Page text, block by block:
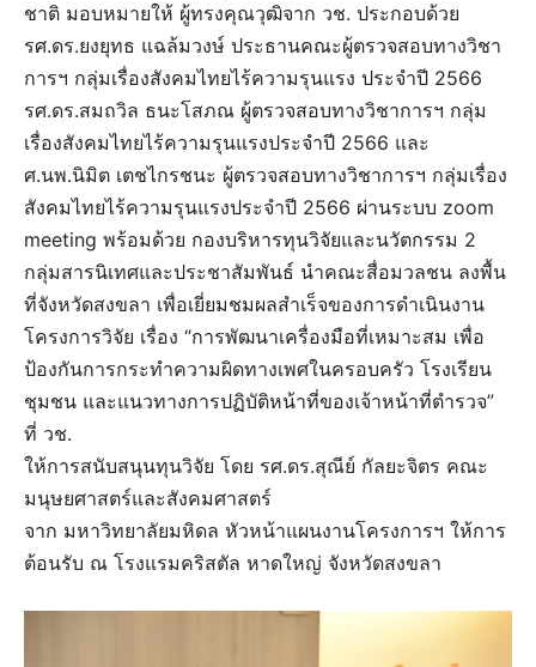
ชาติ มอบหมายให้ ผู้ทรงคุณวุฒิจาก วช. ประกอบด้วย
รศ.ดร.ยงยุทธ แฉล้มวงษ์ ประธานคณะผู้ตรวจสอบทางวิชา
การฯ กลุ่มเรื่องสังคมไทยไร้ความรุนแรง ประจำปี 2566
รศ.ดร.สมถวิล ธนะโสภณ ผู้ตรวจสอบทางวิชาการฯ กลุ่ม
เรื่องสังคมไทยไร้ความรุนแรงประจำปี 2566 และ
ศ.นพ.นิมิต เตชไกรชนะ ผู้ตรวจสอบทางวิชาการฯ กลุ่มเรื่อง
สังคมไทยไร้ความรุนแรงประจำปี 2566 ผ่านระบบ zoom
meeting พร้อมด้วย กองบริหารทุนวิจัยและนวัตกรรม 2
กลุ่มสารนิเทศและประชาสัมพันธ์ นำคณะสื่อมวลชน ลงพื้น
ที่จังหวัดสงขลา เพื่อเยี่ยมชมผลสำเร็จของการดำเนินงาน
โครงการวิจัย เรื่อง “การพัฒนาเครื่องมือที่เหมาะสม เพื่อ
ป้องกันการกระทำความผิดทางเพศในครอบครัว โรงเรียน
ชุมชน และแนวทางการปฏิบัติหน้าที่ของเจ้าหน้าที่ตำรวจ”
ที่ วช.
ให้การสนับสนุนทุนวิจัย โดย รศ.ดร.สุณีย์ กัลยะจิตร คณะ
มนุษยศาสตร์และสังคมศาสตร์
จาก มหาวิทยาลัยมหิดล หัวหน้าแผนงานโครงการฯ ให้การ
ต้อนรับ ณ โรงแรมคริสตัล หาดใหญ่ จังหวัดสงขลา